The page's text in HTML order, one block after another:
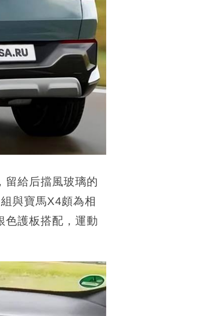
留給后擋風玻璃的
與寶馬X4頗為相
色護板搭配，運動